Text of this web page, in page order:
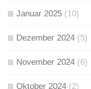
Januar 2025 (10)
Dezember 2024 (5)
November 2024 (6)
Oktober 2024 (2)